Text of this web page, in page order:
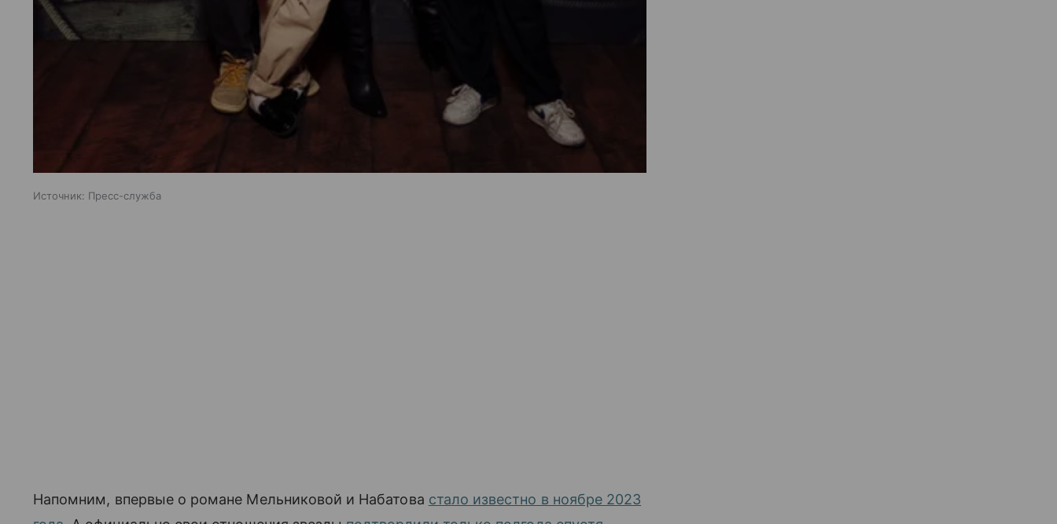
Источник: Пресс-служба
Напомним, впервые о романе Мельниковой и Набатова стало известно в ноябре 2023